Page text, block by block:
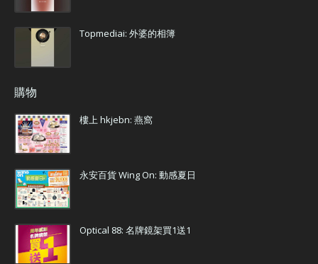
Topmediai: 外婆的相簿
購物
樓上 hkjebn: 燕窩
永安百貨 Wing On: 動感夏日
Optical 88: 名牌鏡架買1送1